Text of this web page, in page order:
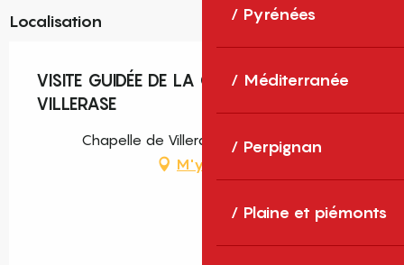
Pyrénées
Méditerranée
Perpignan
Plaine et piémonts
Localisation
VISITE GUIDÉE DE LA CHAPELLE DE
VILLERASE
Chapelle de Villerase, Saint-Cyprien
M'y rendre